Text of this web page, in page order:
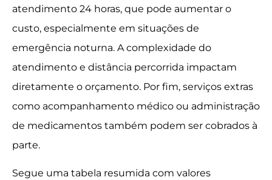
atendimento 24 horas, que pode aumentar o
custo, especialmente em situações de
emergência noturna. A complexidade do
atendimento e distância percorrida impactam
diretamente o orçamento. Por fim, serviços extras
como acompanhamento médico ou administração
de medicamentos também podem ser cobrados à
parte.
Segue uma tabela resumida com valores